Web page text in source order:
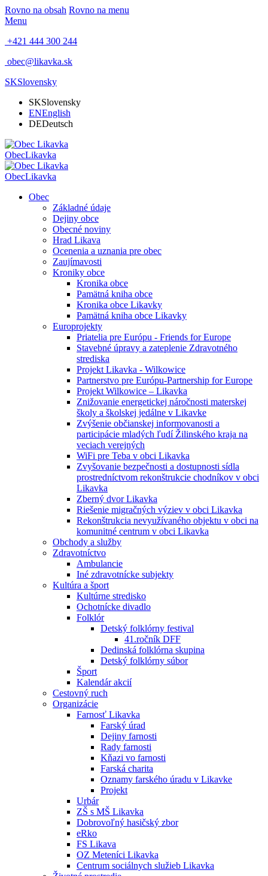
Rovno na obsah Rovno na menu
Menu
+421 444 300 244
obec@likavka.sk
SKSlovensky
SKSlovensky
ENEnglish
DEDeutsch
ObecLikavka
ObecLikavka
Obec
Základné údaje
Dejiny obce
Obecné noviny
Hrad Likava
Ocenenia a uznania pre obec
Zaujímavosti
Kroniky obce
Kronika obce
Pamätná kniha obce
Kronika obce Likavky
Pamätná kniha obce Likavky
Europrojekty
Priatelia pre Európu - Friends for Europe
Stavebné úpravy a zateplenie Zdravotného
strediska
Projekt Likavka - Wilkowice
Partnerstvo pre Európu-Partnership for Europe
Projekt Wilkowice – Likavka
Znižovanie energetickej náročnosti materskej
školy a školskej jedálne v Likavke
Zvýšenie občianskej informovanosti a
participácie mladých ľudí Žilinského kraja na
veciach verejných
WiFi pre Teba v obci Likavka
Zvyšovanie bezpečnosti a dostupnosti sídla
prostredníctvom rekonštrukcie chodníkov v obci
Likavka
Zberný dvor Likavka
Riešenie migračných výziev v obci Likavka
Rekonštrukcia nevyužívaného objektu v obci na
komunitné centrum v obci Likavka
Obchody a služby
Zdravotníctvo
Ambulancie
Iné zdravotnícke subjekty
Kultúra a šport
Kultúrne stredisko
Ochotnícke divadlo
Folklór
Detský folklórny festival
41.ročník DFF
Dedinská folklórna skupina
Detský folklórny súbor
Šport
Kalendár akcií
Cestovný ruch
Organizácie
Farnosť Likavka
Farský úrad
Dejiny farnosti
Rady farnosti
Kňazi vo farnosti
Farská charita
Oznamy farského úradu v Likavke
Projekt
Urbár
ZŠ s MŠ Likavka
Dobrovoľný hasičský zbor
eRko
FS Likava
OZ Meteníci Likavka
Centrum sociálnych služieb Likavka